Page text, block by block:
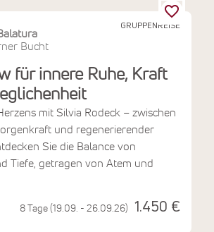
GRUPPENREISE
Bucht
für innere Ruhe, Kraft
mit Silvia Rodeck – zwischen
und regenerierender
Sie die Balance von
Tiefe, getragen von Atem und
8 Tage (19.09. - 26.09.26) 1.450 €